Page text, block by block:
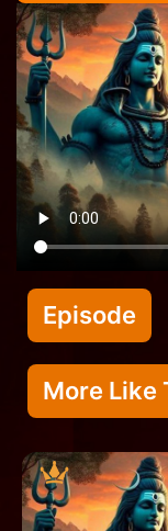
Episode
More Like